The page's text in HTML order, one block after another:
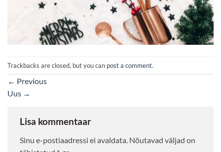
Trackbacks are closed, but you can post a comment.
← Previous
Uus →
Lisa kommentaar
Sinu e-postiaadressi ei avaldata. Nõutavad väljad on